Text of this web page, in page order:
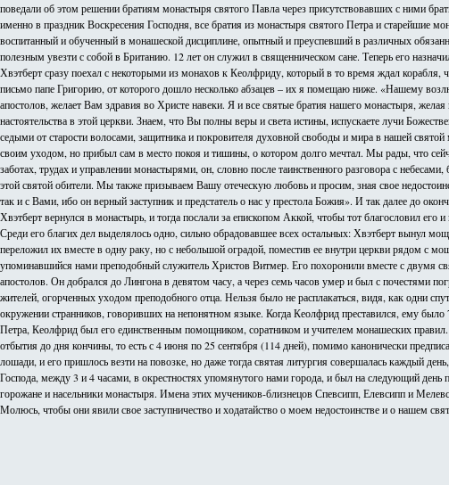
поведали об этом решении братиям монастыря святого Павла через присутствовавших с ними
именно в праздник Воскресения Господня, все братия из монастыря святого Петра и старейшие
воспитанный и обученный в монашеской дисциплине, опытный и преуспевший в различных
полезным увезти с собой в Британию. 12 лет он служил в священническом сане. Теперь его
Хвэтберт сразу поехал с некоторыми из монахов к Кеолфриду, который в то время ждал
письмо папе Григорию, от которого дошло несколько абзацев – их я помещаю ниже. «Нашему
апостолов, желает Вам здравия во Христе навеки. Я и все святые братия нашего монастыря,
настоятельства в этой церкви. Знаем, что Вы полны веры и света истины, испускаете лучи
седыми от старости волосами, защитника и покровителя духовной свободы и мира в нашей
своим уходом, но прибыл сам в место покоя и тишины, о котором долго мечтал. Мы рады, что
заботах, трудах и управлении монастырями, он, словно после таинственного разговора с
этой святой обители. Мы также призываем Вашу отеческую любовь и просим, зная свое
так и с Вами, ибо он верный заступник и предстатель о нас у престола Божия». И так далее до
Хвэтберт вернулся в монастырь, и тогда послали за епископом Аккой, чтобы тот благословил
Среди его благих дел выделялось одно, сильно обрадовавшее всех остальных: Хвэтберт вынул
переложил их вместе в одну раку, но с небольшой оградой, поместив ее внутри церкви рядом с
упоминавшийся нами преподобный служитель Христов Витмер. Его похоронили вместе с двумя
апостолов. Он добрался до Лингона в девятом часу, а через семь часов умер и был с почестями
жителей, огорченных уходом преподобного отца. Нельзя было не расплакаться, видя, как одни
окружении странников, говоривших на непонятном языке. Когда Кеолфрид преставился, ему
Петра, Кеолфрид был его единственным помощником, соратником и учителем монашеских
отбытия до дня кончины, то есть с 4 июня по 25 сентября (114 дней), помимо канонически
лошади, и его пришлось везти на повозке, но даже тогда святая литургия совершалась каждый
Господа, между 3 и 4 часами, в окрестностях упомянутого нами города, и был на следующий
горожане и насельники монастыря. Имена этих мучеников-близнецов Спевсипп, Елевсипп и
Молюсь, чтобы они явили свое заступничество и ходатайство о моем недостоинстве и о нашем